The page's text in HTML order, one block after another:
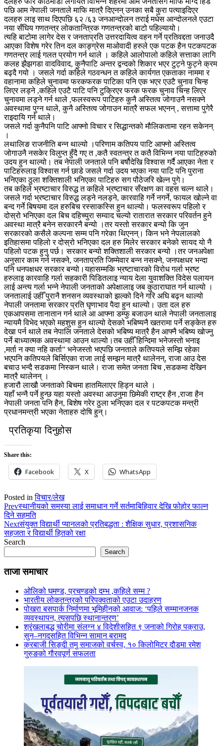
पछि आम नेपाली जनताले माफि मात्रै दिएनन् उनका सबै कुरा पत्याइदिएर
दलहरु लाइ साथ दिएपछि ६२ /६३ जनआन्दोलन तराई मधेस आन्दोलनले एउटा
नया सँघिय गणतन्त्र लोकतान्त्रिक गणतन्त्रको बाटो पहिल्यायो।
त्यहि बाटोमा लागेर देस र जनताप्रति उत्तरदायित्व वहन गर्ने प्रतिवद्दता जनाउदै
आएका विशेष गरेर तिन दल काङ्ग्रेस माओवादी हरुले एक पटक हैन पटकपटक
गणतन्त्र लाई गलत प्रयोग गर्न थाले । कहिले आल‍ोपालो कहिले सत्ताका लागि
कलह झैझगडा वादविवाद, कुनैपाटि अन्तर द्वन्दको शिकार भएर टुट्ने फुट्ने क्रम
बढ्दै गयो । जसले गर्दा कहिले गठवन्धन त कहिले कार्यगत एकताका नाममा र
वहानामा कहिले चुनावमा फरकफरक पाटिका पनि एक भएर एउटै चुनाव चिन्ह
लिएर लड्ने ,कहिले एउटै पाटि पनि टुक्रिएर फरक फरक चुनाव चिन्ह लिएर
चुनावमा लड्ने गर्न थाले ,फलस्वरूप पाटिहरु कुनै अस्तित्व जोगाउनै नसक्ने
अवस्थामा पुग्न थाले, कुनै अस्तित्व ज‍‍ोगाउन मात्रै सफल भएनन् , सत्तामा पुगेरै
राइदायि गर्न थाले।
जसले गर्दा कुनैपनि पाटि आफ्नो विचार र सिद्धान्तको मौलिकतामा रहन सकेनन्
।
लथालिङ राजनीति बन्न थाल्य‍ो ।परिणाम कतिपय पाटि आफ्नो अस्तित्व
ज‍‍ोगाउनै नसकेर विलुप्त हुँदै गए त ,कतै स्वतन्त्र त कतै विभिन्न नया पाटिहरुको
उदय हुन थाल्य‍ो। तब नेपाली जनताले पनि बर्षौदेखि विश्वास गर्दै आएका नेता र
पाटिहरुलाइ विश्वास गर्न छाडे जसले गर्दा उदय भएका नया पाटि पनि पुराना
भनिएका ठुला शक्तिशाली भनिएका पाटिहरु सग पौठेज‍‍रि खेल्न पुगे।
तब कहिले भ्रष्टाचार विरुद्ध त कहिले भ्रष्टाचार सँरक्षण का वहस चल्न थाले।
जसले गर्दा भ्रष्टाचार विरुद्ध लड्ने नलड्ने, कारवाहि गर्ने नगर्ने, फायल ख‍‍ोल्ने वा
बन्द गर्ने बिषयमा दल हरुबिच रस्साकस्सि हुन थाल्यो। फलस्वरूप पहिलो र
द‍‍ोस्र‍‍ो भनिएका दल बिच दहिच्युरा सम्वाद चल्यो रातारात सरकार परिवर्तन हुने
अवस्था मात्रै बनेन सरकारनै बन्यो ।तर यस्तो सरकार बन्यो कि जुन
सरकारको कसैले कल्पना सम्म पनि गरेका थिएनन्। किन भने नेपलालको
इतिहासमा पहिलो र द‍‍‍ोस्रो भनिएका दल हरु मिलेर सरकार बनेक‍‍ो सायद यो नै
पहिलो पटक हुनु पर्छ। सरकार बन्यो शक्तिशाली सरकार बन्यो ।तर जनअपेक्षा
अनुसार काम गर्न नसक्ने, जनताप्रति जिम्मेवार बन्न नसक्ने, जनपक्षधर भन्दा
पनि धनपक्षधर सरकार बन्यो।यहासम्मकि भ्रष्टाचारको विरोध गर्ला भ्रष्ट
हरुलाइ कारवाहि गर्ला सहकारी पिडितलाइ न्याय देला युवाशक्ति विदेस पलायन
लाई अन्त्य गर्ला भन्ने नेपाली जनताको अपेक्षालाइ जब कुठाराघात गर्न थाल्यो ।
जनतालाई उहीँ पुरानै शनसन व्यवस्थाको झल्को दिने गरि अघि बढ्न थाल्य‍‍‍ो
नेपाली जनतामा सरकार प्रति घृणाभाव पैदा हुन थाल्य‍ो। उता दल हरु
एकआपसमा तानातान गर्न थाले आ आफ्ना डम्फु बजाउन थाले नेपाली जनतालाइ
न्यायमै विभेद भएको महशुस हुन थाल्यो देसको भबिष्यनै खतरामा पर्ने सङ्केत हरु
देखा पर्न थाले तब नेपालि जनताले देसको भबिष्य मात्रै हैन आफ्नै भबिष्य ख‍‍ोज्नु
पर्ने बाध्यात्मक अवस्थामा आउन थाल्यो।तब उहीँ हिन्दिमा भनेजस्तो भनाइ
,मर्ता न क्या नहि कर्ता” भनेजस्तो भएपछि जनताले कतिपयले सम्झि रहेका
भएपनि कतिपयले बिर्सिएका राजा लाई सम्झन मात्रै थालेनन्, राजा आउ देस
बचाउ भन्दै सडकमा निस्कन थाले। राजा समेत जनता बिच ,सडकमा देखिन
मात्रै थालेनन् ।
हजारौ लाखौ जनताको बिचमा हातमिलाएर हिड्न थाले ।
यहाँ भन्नै पर्ने हुन्छ यहा यस्तो अवस्था आउनुमा छिमेकी राष्ट्र हैन ,राजा हैन
नेपाली जनता पनि हैन, बिशेष गरेर ठुला भनिएका दल र पटकपटक मन्त्री
प्रधानमन्त्री भएका नेताहरु द‍‍‍‍ोषि हुन्।
प्रतिकृया दिनुहोस
Share this:
Facebook X WhatsApp
Posted inविचार/लेख
Prevस्थानीयको समस्या लाई समाधान गर्ने सर्तमाबिहिवार देखि फोहोर फाल्न
दिने सहमति
Nextसंयुक्त विद्यार्थी प्यानलको प्रतिबद्धता : शैक्षिक सुधार, प्रशासनिक
सहजता र विद्यार्थी हितको रक्षा
Search
Search
ताजा समाचार
ओलिको घमण्ड, प्रचण्डको दम्भ ,कहिले सम्म ?
भारतीय लोकतन्त्रको परिपक्वताको एउटा उदाहरण
पोखरा बसपार्क निर्माणमा भूमिहीनको आवाज: ‘पहिले सम्मानजनक
व्यवस्थापन, त्यसपछि स्थानान्तरण’
श्रृंखलाबद्ध चोरीमा संलग्न ४ विदेशीसहित ९ जनाको गिरोह पक्राउ,
सुन–नगदसहित विभिन्न सामान बरामद
क्रबाजी सिङ्दी तमु समाजको वर्चस्व, १० किलोमिटर दौडमा रमेश
गुरुङको गौरवपूर्ण सफलता